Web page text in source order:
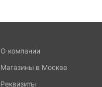
О компании
Магазины в Москве
Реквизиты